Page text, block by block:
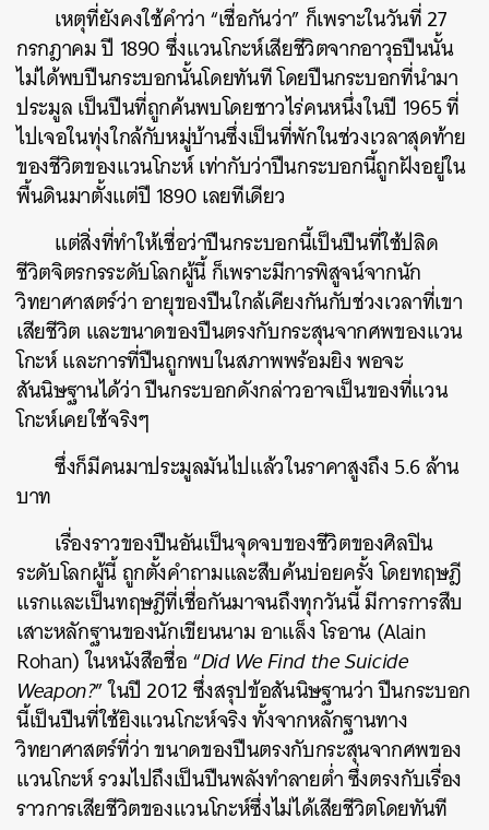
เหตุที่ยังคงใช้คำว่า “เชื่อกันว่า” ก็เพราะในวันที่ 27
กรกฎาคม ปี 1890 ซึ่งแวนโกะห์เสียชีวิตจากอาวุธปืนนั้น
ไม่ได้พบปืนกระบอกนั้นโดยทันที โดยปืนกระบอกที่นำมา
ประมูล เป็นปืนที่ถูกค้นพบโดยชาวไร่คนหนึ่งในปี 1965 ที่
ไปเจอในทุ่งใกล้กับหมู่บ้านซึ่งเป็นที่พักในช่วงเวลาสุดท้าย
ของชีวิตของแวนโกะห์ เท่ากับว่าปืนกระบอกนี้ถูกฝังอยู่ใน
พื้นดินมาตั้งแต่ปี 1890 เลยทีเดียว
แต่สิ่งที่ทำให้เชื่อว่าปืนกระบอกนี้เป็นปืนที่ใช้ปลิด
ชีวิตจิตรกรระดับโลกผู้นี้ ก็เพราะมีการพิสูจน์จากนัก
วิทยาศาสตร์ว่า อายุของปืนใกล้เคียงกันกับช่วงเวลาที่เขา
เสียชีวิต และขนาดของปืนตรงกับกระสุนจากศพของแวน
โกะห์ และการที่ปืนถูกพบในสภาพพร้อมยิง พอจะ
สันนิษฐานได้ว่า ปืนกระบอกดังกล่าวอาจเป็นของที่แวน
โกะห์เคยใช้จริงๆ
ซึ่งก็มีคนมาประมูลมันไปแล้วในราคาสูงถึง5.6 ล้าน
บาท
เรื่องราวของปืนอันเป็นจุดจบของชีวิตของศิลปิน
ระดับโลกผู้นี้ ถูกตั้งคำถามและสืบค้นบ่อยครั้ง โดยทฤษฎี
แรกและเป็นทฤษฎีที่เชื่อกันมาจนถึงทุกวันนี้ มีการการสืบ
เสาะหลักฐานของนักเขียนนาม อาแล็ง โรอาน (Alain
Rohan) ในหนังสือชื่อ “Did We Find the Suicide
Weapon?” ในปี 2012 ซึ่งสรุปข้อสันนิษฐานว่า ปืนกระบอก
นี้เป็นปืนที่ใช้ยิงแวนโกะห์จริง ทั้งจากหลักฐานทาง
วิทยาศาสตร์ที่ว่าขนาดของปืนตรงกับกระสุนจากศพของ
แวนโกะห์ รวมไปถึงเป็นปืนพลังทำลายต่ำ ซึ่งตรงกับเรื่อง
ราวการเสียชีวิตของแวนโกะห์ซึ่งไม่ได้เสียชีวิตโดยทันที